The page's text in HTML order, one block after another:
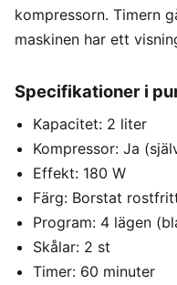
kompressorn. Timern
maskinen har ett
Specifikationer i
Kapacitet: 2 liter
Kompressor: Ja
Effekt: 180 W
Färg: Borstat
Program: 4 lägen
Skålar: 2 st
Timer: 60 minuter